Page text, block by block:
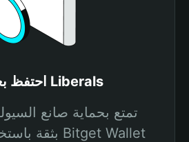
احتفظ بعملات Liberals
تمتع بحماية صانع
Liberals بثقة باستخدام Bitget Wallet